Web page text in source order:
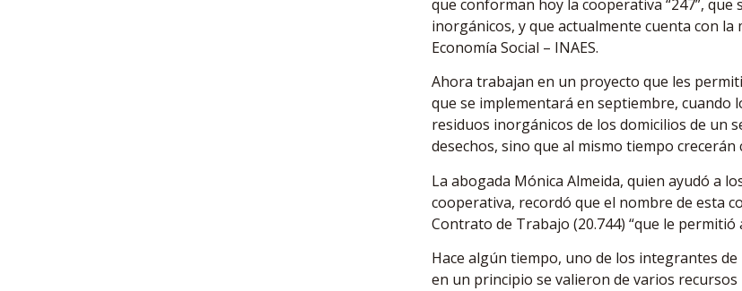
que conforman hoy la cooperativa “247”,
inorgánicos, y que actualmente cuenta con
Economía Social – INAES.
Ahora trabajan en un proyecto que les
que se implementará en septiembre,
residuos inorgánicos de los domicilios de un
desechos, sino que al mismo tiempo crecerán
La abogada Mónica Almeida, quien ayudó a
cooperativa, recordó que el nombre de esta
Contrato de Trabajo (20.744) “que le permitió
Hace algún tiempo, uno de los integrantes
en un principio se valieron de varios